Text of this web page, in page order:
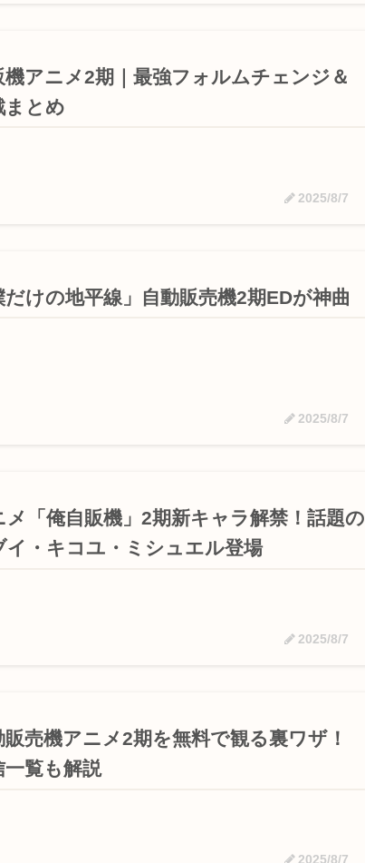
機アニメ2期｜最強フォルムチェンジ＆
まとめ
2025/8/7
だけの地平線」自動販売機2期EDが神曲
2025/8/7
メ「俺自販機」2期新キャラ解禁！話題の
イ・キコユ・ミシュエル登場
2025/8/7
販売機アニメ2期を無料で観る裏ワザ！
一覧も解説
2025/8/7